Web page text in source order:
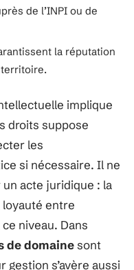
de l’INPI ou de
la réputation
implique
droits suppose
les
si nécessaire. Il ne
un acte juridique : la
loyauté entre
niveau. Dans
de domainesont
gestion s’avère aussi